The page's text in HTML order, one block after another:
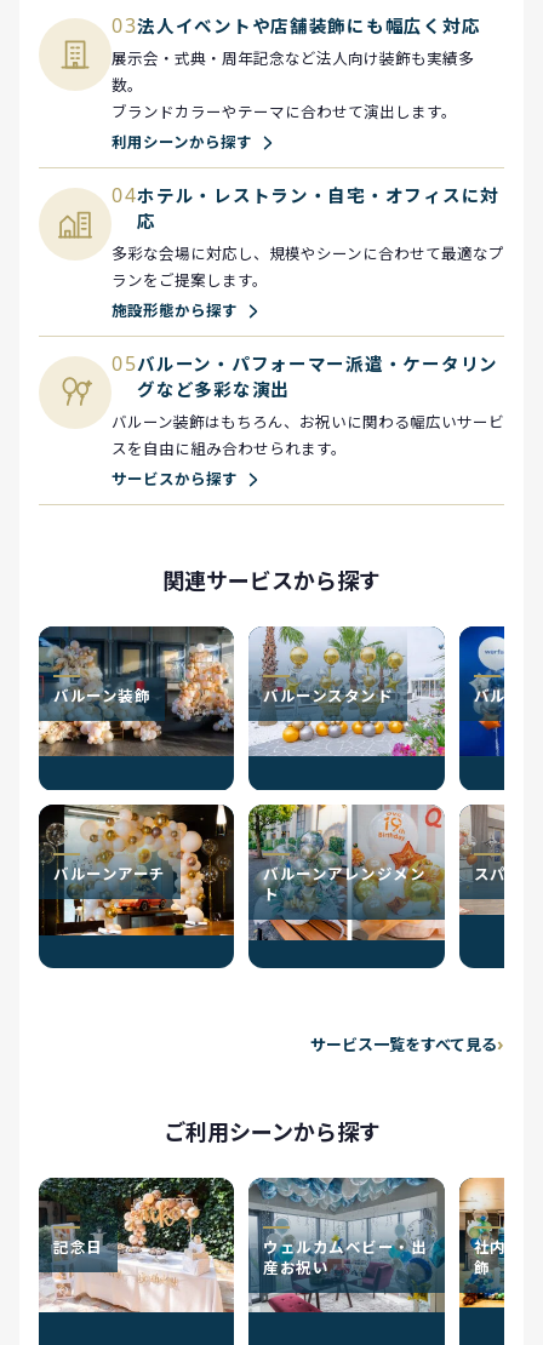
03法人イベントや店舗装飾にも幅広く対応
展示会・式典・周年記念など法人向け装飾も実績多
数。
ブランドカラーやテーマに合わせて演出します。
利用シーンから探す
04ホテル・レストラン・自宅・オフィスに対
応
多彩な会場に対応し、規模やシーンに合わせて最適なプ
ランをご提案します。
施設形態から探す
05バルーン・パフォーマー派遣・ケータリン
グなど多彩な演出
バルーン装飾はもちろん、お祝いに関わる幅広いサービ
スを自由に組み合わせられます。
サービスから探す
関連サービスから探す
バルーン装飾
バルーンアーチ
バルーンスタンド
バルーンアレンジメン
ト
バルーン
スパーク
サービス一覧をすべて見る
ご利用シーンから探す
記念日
ウェルカムベビー・出
産お祝い
社内イ
飾